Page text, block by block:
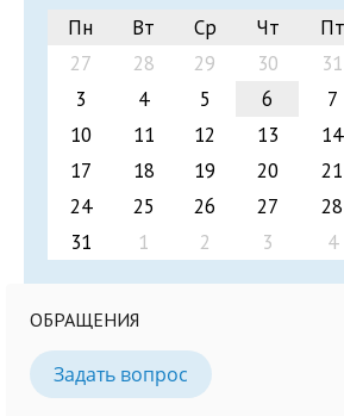
Пн Вт Ср Чт Пт
27
28 29 30 31
3
4 5 6 7
10
11 12 13 14
17
18 19 20 21
24
25 26 27 28
31
1 2 3 4
ОБРАЩЕНИЯ
Задать вопрос